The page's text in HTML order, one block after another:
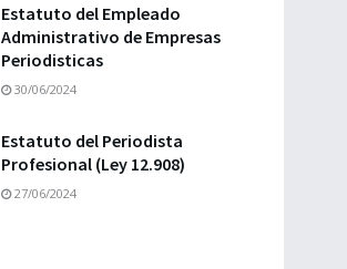
Estatuto del Empleado
Administrativo de Empresas
Periodisticas
30/06/2024
Estatuto del Periodista
Profesional (Ley 12.908)
27/06/2024